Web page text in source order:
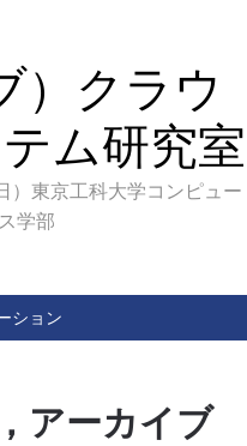
）クラウ
ム研究室
）東京工科大学コンピュー
学部
ション
アーカイブ